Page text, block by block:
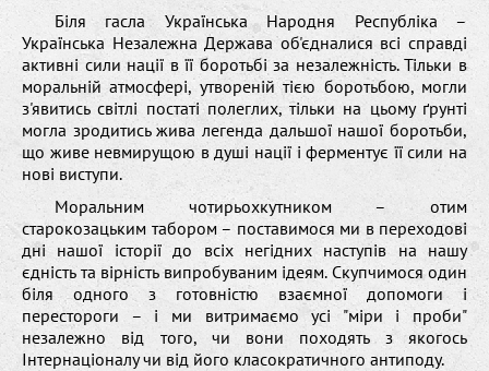
Біля гасла Українська Народня Республіка –
Українська Незалежна Держава об'єдналися всі справді
активні сили нації в її боротьбі за незалежність. Тільки в
моральній атмосфері, утвореній тією боротьбою, могли
з'явитись світлі постаті полеглих, тільки на цьому ґрунті
могла зродитись жива легенда дальшої нашої боротьби,
що живе невмирущою в душі нації і ферментує її сили на
нові виступи.
Моральним чотирьохкутником – отим
старокозацьким табором – поставимося ми в переходові
дні нашої історії до всіх негідних наступів на нашу
єдність та вірність випробуваним ідеям. Скупчимося один
біля одного з готовністю взаємної допомоги і
перестороги – і ми витримаємо усі "міри і проби"
незалежно від того, чи вони походять з якогось
Інтернаціоналу чи від його класократичного антиподу.